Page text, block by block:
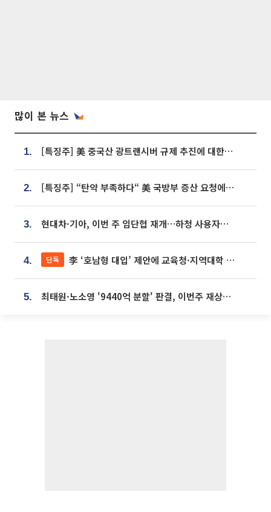
많이 본 뉴스
1. [특징주] 美 중국산 광트랜시버 규제 추진에 대한광통신 등 광통신株 강세
2. [특징주] “탄약 부족하다“ 美 국방부 증산 요청에⋯국내 방산주 급등세
3. 현대차·기아, 이번 주 임단협 재개…하청 사용자성 재심도 ‘변수’
4. 단독 李 ‘호남형 대입’ 제안에 교육청·지역대학 서·논술형 입시 연계 '착수'
5. 최태원·노소영 '9440억 분할' 판결, 이번주 재상고 여부 주목